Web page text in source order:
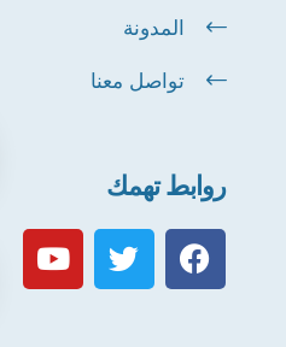
المدونة
تواصل معنا
روابط تهمك